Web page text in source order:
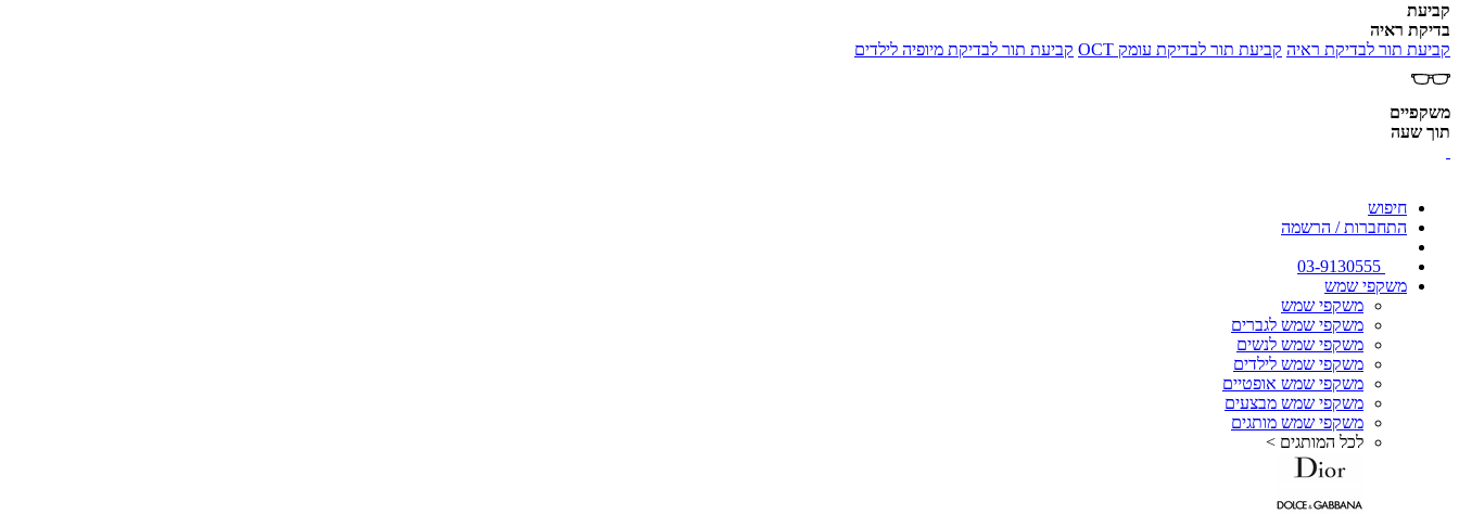
קביעת
בדיקת ראיה
קביעת תור לבדיקת ראיה קביעת תור לבדיקת עומק OCT קביעת תור לבדיקת מיופיה לילדים
משקפיים
תוך שעה
חיפוש
התחברות / הרשמה
משקפי שמש
משקפי שמש
משקפי שמש לגברים
משקפי שמש לנשים
משקפי שמש לילדים
משקפי שמש אופטיים
משקפי שמש מבצעים
משקפי שמש מותגים
לכל המותגים >